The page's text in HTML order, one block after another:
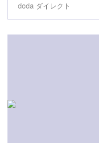
doda ダイレクト